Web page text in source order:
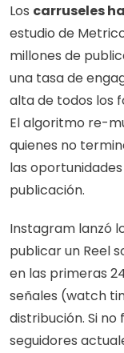
Los carruseles
estudio de
millones de
una tasa de
alta de todos los
El algoritmo re-
quienes no
las
publicación.
Instagram lanzó
publicar un Reel
en las primeras
señales (watch
distribución. Si no
seguidores